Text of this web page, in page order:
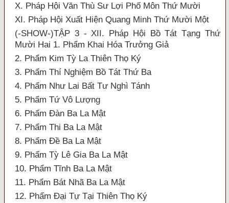
X. Pháp Hội Văn Thù Sư Lợi Phố Môn Thứ Mười
XI. Pháp Hội Xuất Hiện Quang Minh Thứ Mười Một
(-SHOW-)TẬP 3 - XII. Pháp Hội Bồ Tát Tạng Thứ
Mười Hai 1. Phẩm Khai Hóa Trưởng Giả
2. Phẩm Kim Tỳ La Thiên Thọ Ký
3. Phẩm Thí Nghiệm Bồ Tát Thứ Ba
4. Phẩm Như Lai Bất Tư Nghì Tánh
5. Phẩm Tứ Vô Lượng
6. Phẩm Đàn Ba La Mật
7. Phẩm Thi Ba La Mật
8. Phẩm Đề Ba La Mật
9. Phẩm Tỳ Lê Gia Ba La Mật
10. Phẩm Tĩnh Ba La Mật
11. Phẩm Bát Nhã Ba La Mật
12. Phẩm Đại Tự Tại Thiên Thọ Ký